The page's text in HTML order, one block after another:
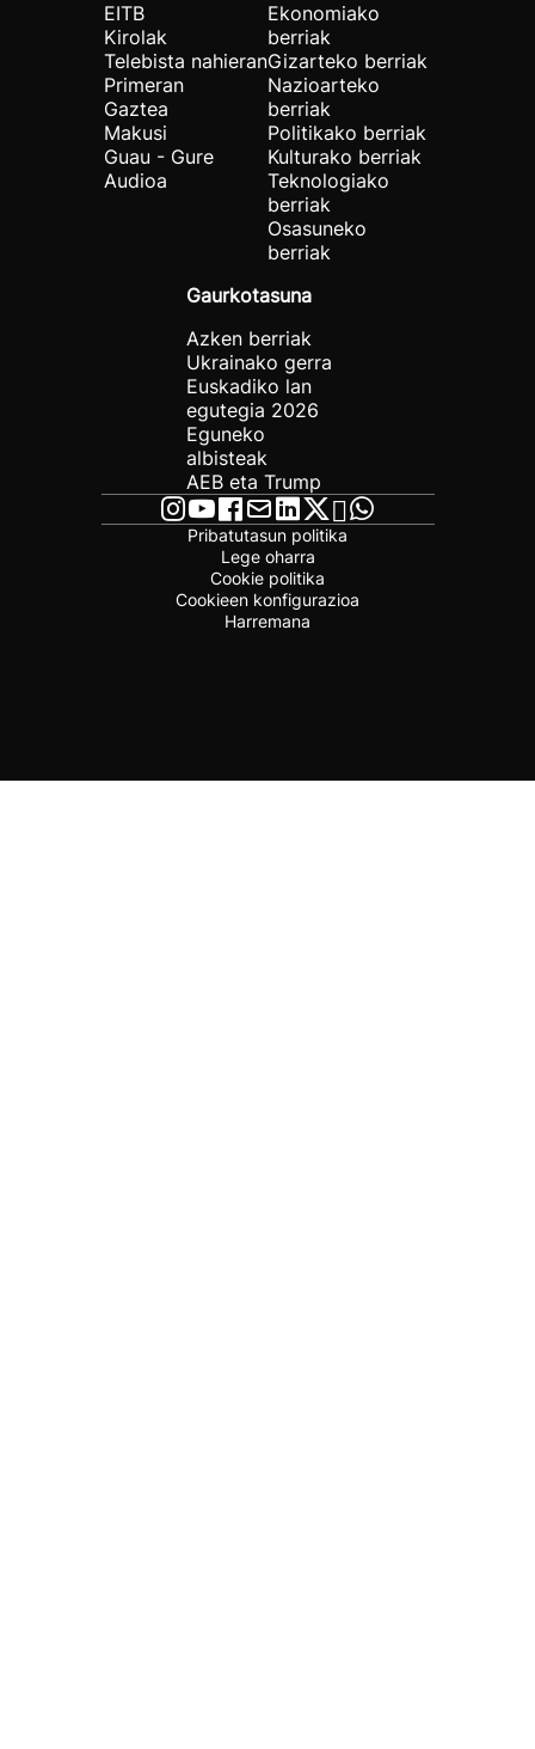
EITB
Kirolak
Telebista nahieran
Primeran
Gaztea
Makusi
Guau - Gure
Audioa
Ekonomiako
berriak
Gizarteko berriak
Nazioarteko
berriak
Politikako berriak
Kulturako berriak
Teknologiako
berriak
Osasuneko
berriak
Gaurkotasuna
Azken berriak
Ukrainako gerra
Euskadiko lan
egutegia 2026
Eguneko
albisteak
AEB eta Trump
Pribatutasun politika
Lege oharra
Cookie politika
Cookieen konfigurazioa
Harremana